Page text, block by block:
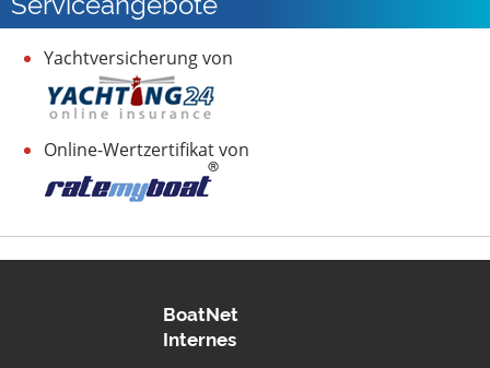
Yachtversicherung von
Online-Wertzertifikat von
BoatNet
Internes